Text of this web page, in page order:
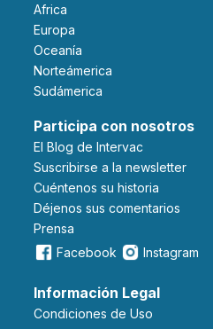
Africa
Europa
Oceanía
Norteámerica
Sudámerica
Participa con nosotros
El Blog de Intervac
Suscribirse a la newsletter
Cuéntenos su historia
Déjenos sus comentarios
Prensa
Facebook
Instagram
Información Legal
Condiciones de Uso